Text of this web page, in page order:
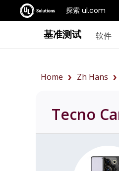
探索 ul.com
基准测试 软件
Home Zh Hans
Tecno